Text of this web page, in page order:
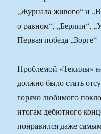
„Журнала живого“ и
о равном“, „Берлин“,
Первая победа „Зорге“
Проблемой «Текилы»
должно было стать
горячо любимого
итогам дебютного
понравился даже